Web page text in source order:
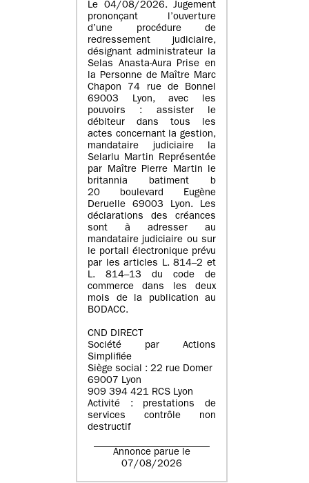
Le 04/08/2026. Jugement
prononçant l’ouverture
d’une procédure de
redressement judiciaire,
désignant administrateur la
Selas Anasta-Aura Prise en
la Personne de Maître Marc
Chapon 74 rue de Bonnel
69003 Lyon, avec les
pouvoirs : assister le
débiteur dans tous les
actes concernant la gestion,
mandataire judiciaire la
Selarlu Martin Représentée
par Maître Pierre Martin le
britannia batiment b
20 boulevard Eugène
Deruelle 69003 Lyon. Les
déclarations des créances
sont à adresser au
mandataire judiciaire ou sur
le portail électronique prévu
par les articles L. 814–2 et
L. 814–13 du code de
commerce dans les deux
mois de la publication au
BODACC.
CND DIRECT
Société par Actions
Simplifiée
Siège social : 22 rue Domer
69007 Lyon
909 394 421 RCS Lyon
Activité : prestations de
services contrôle non
destructif
Annonce parue le
07/08/2026